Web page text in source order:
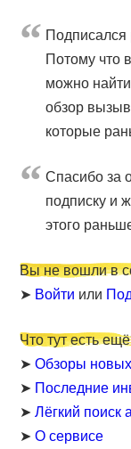
Подписался
Потому что
можно
обзор
которые
Cпасибо за
подписку и
этого
Вы не вошли в
➤ Войти или
Что тут есть
➤Обзоры новых
➤ Последние
➤Лёгкий поиск
➤О сервисе